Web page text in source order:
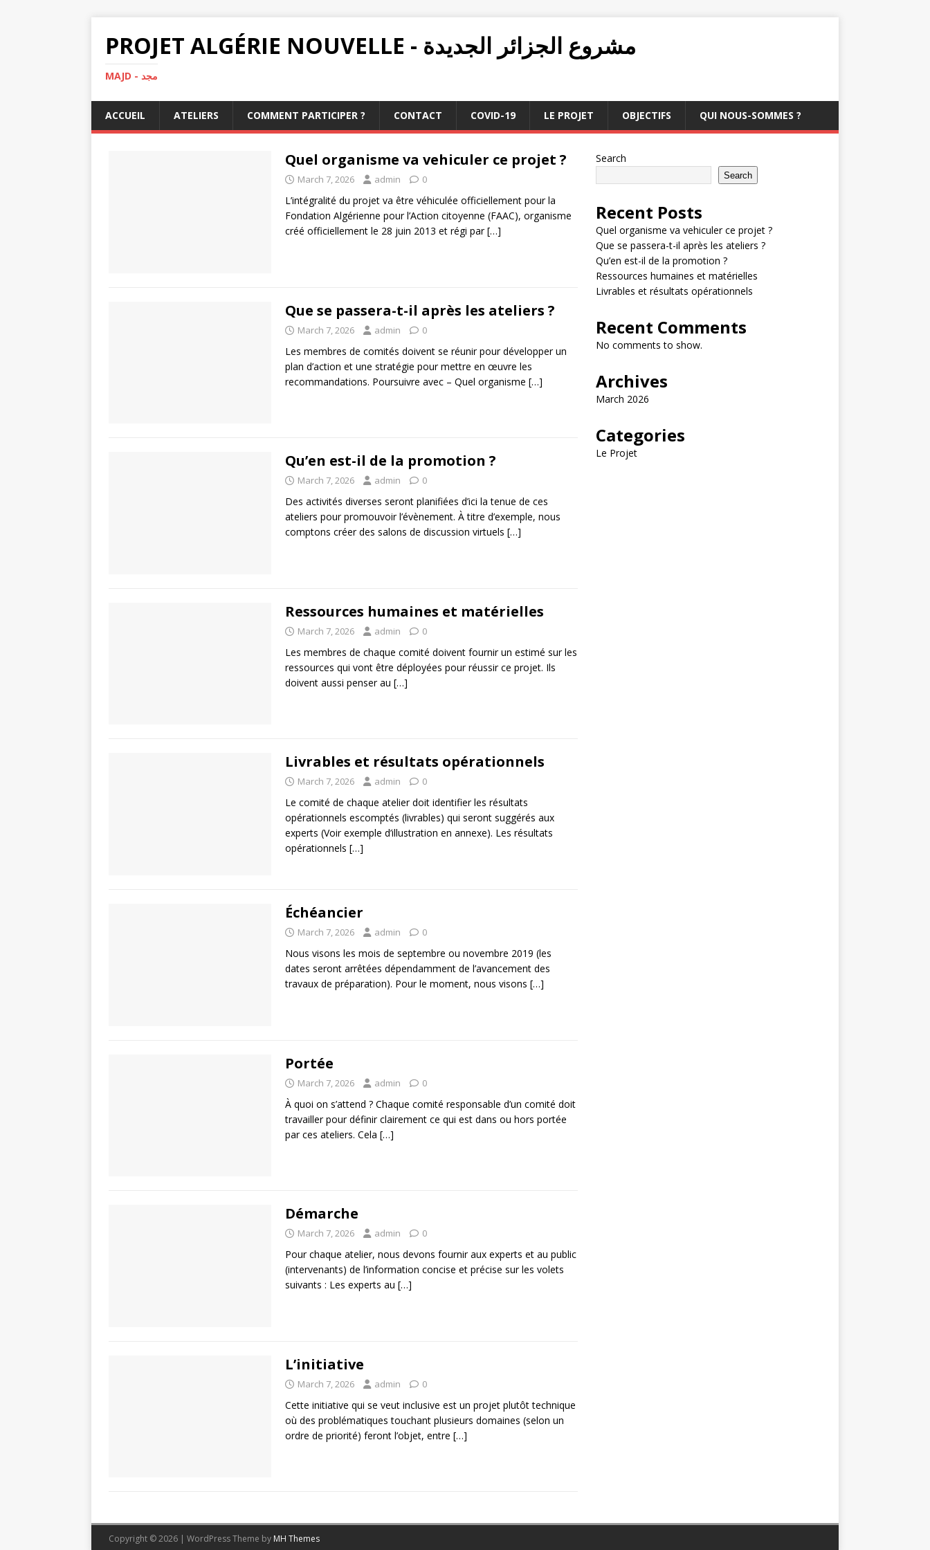
PROJET ALGÉRIE NOUVELLE - مشروع الجزائر الجديدة
MAJD - مجد
ACCUEIL ATELIERS COMMENT PARTICIPER ? CONTACT COVID-19 LE PROJET OBJECTIFS QUI NOUS-SOMMES ?
Quel organisme va vehiculer ce projet ?
March 7, 2026 admin 0
L’intégralité du projet va être véhiculée officiellement pour la
Fondation Algérienne pour l’Action citoyenne (FAAC), organisme
créé officiellement le 28 juin 2013 et régi par[…]
Que se passera-t-il après les ateliers ?
March 7, 2026 admin 0
Les membres de comités doivent se réunir pour développer un
plan d’action et une stratégie pour mettre en œuvre les
recommandations. Poursuivre avec – Quel organisme […]
Qu’en est-il de la promotion ?
March 7, 2026 admin 0
Des activités diverses seront planifiées d’ici la tenue de ces
ateliers pour promouvoir l’évènement. À titre d’exemple, nous
comptons créer des salons de discussion virtuels […]
Ressources humaines et matérielles
March 7, 2026 admin 0
Les membres de chaque comité doivent fournir un estimé sur les
ressources qui vont être déployées pour réussir ce projet. Ils
doivent aussi penser au […]
Livrables et résultats opérationnels
March 7, 2026 admin 0
Le comité de chaque atelier doit identifier les résultats
opérationnels escomptés (livrables) qui seront suggérés aux
experts (Voir exemple d’illustration en annexe). Les résultats
opérationnels […]
Échéancier
March 7, 2026 admin 0
Nous visons les mois de septembre ou novembre 2019 (les
dates seront arrêtées dépendamment de l’avancement des
travaux de préparation). Pour le moment, nous visons […]
Portée
March 7, 2026 admin 0
À quoi on s’attend ? Chaque comité responsable d’un comité doit
travailler pour définir clairement ce qui est dans ou hors portée
par ces ateliers. Cela […]
Démarche
March 7, 2026 admin 0
Pour chaque atelier, nous devons fournir aux experts et au public
(intervenants) de l’information concise et précise sur les volets
suivants : Les experts au […]
L’initiative
March 7, 2026 admin 0
Cette initiative qui se veut inclusive est un projet plutôt technique
où des problématiques touchant plusieurs domaines (selon un
ordre de priorité) feront l’objet, entre […]
Search
Search
Recent Posts
Quel organisme va vehiculer ce projet ?
Que se passera-t-il après les ateliers ?
Qu’en est-il de la promotion ?
Ressources humaines et matérielles
Livrables et résultats opérationnels
Recent Comments
No comments to show.
Archives
March 2026
Categories
Le Projet
Copyright © 2026 | WordPress Theme by MH Themes